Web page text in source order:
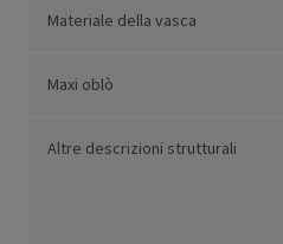
Materiale della vasca
Maxi oblò
Altre descrizioni strutturali